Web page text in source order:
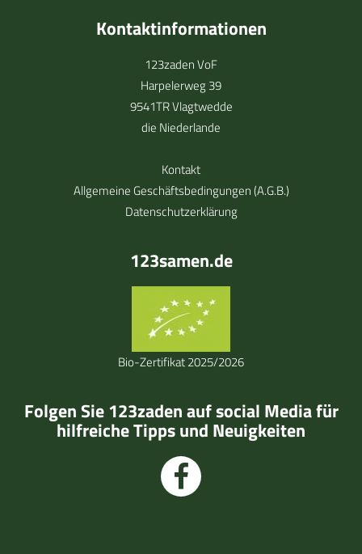
Kontaktinformationen
123zaden VoF
Harpelerweg 39
9541TR Vlagtwedde
die Niederlande
Kontakt
Allgemeine Geschäftsbedingungen (A.G.B.)
Datenschutzerklärung
123samen.de
Bio-Zertifikat 2025/2026
Folgen Sie 123zaden auf social Media für
hilfreiche Tipps und Neuigkeiten